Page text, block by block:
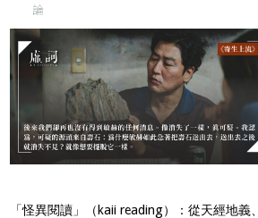
論
「怪異閱讀」（kaii reading）：從天經地義、